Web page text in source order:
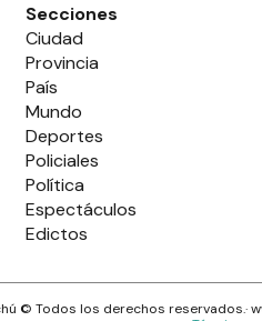
Secciones
Ciudad
Provincia
País
Mundo
Deportes
Policiales
Política
Espectáculos
Edictos
© Todos los derechos reservados.·